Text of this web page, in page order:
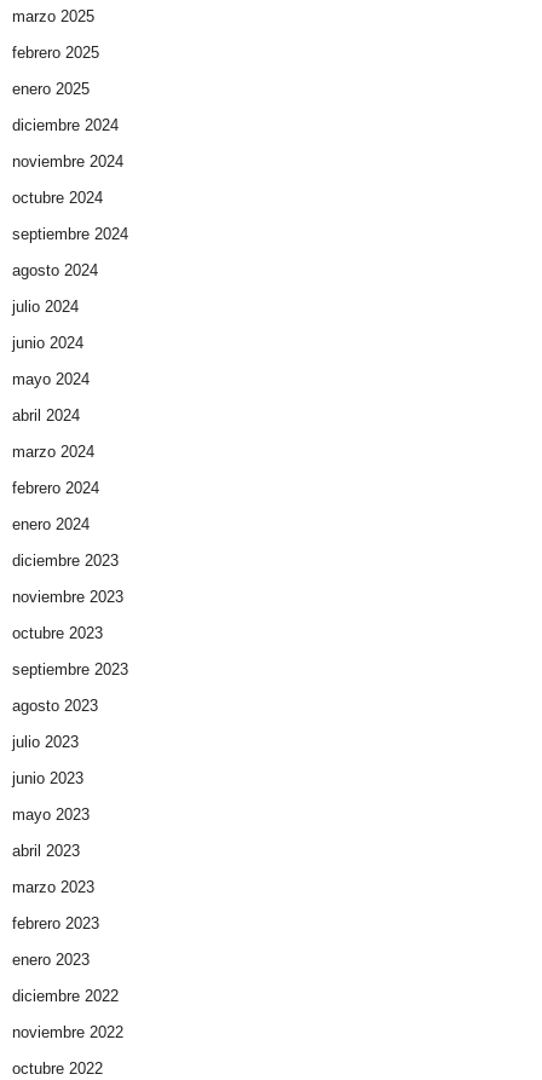
marzo 2025
febrero 2025
enero 2025
diciembre 2024
noviembre 2024
octubre 2024
septiembre 2024
agosto 2024
julio 2024
junio 2024
mayo 2024
abril 2024
marzo 2024
febrero 2024
enero 2024
diciembre 2023
noviembre 2023
octubre 2023
septiembre 2023
agosto 2023
julio 2023
junio 2023
mayo 2023
abril 2023
marzo 2023
febrero 2023
enero 2023
diciembre 2022
noviembre 2022
octubre 2022